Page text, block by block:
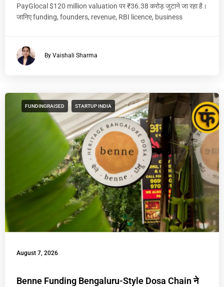
PayGlocal $120 million valuation पर ₹36.38 करोड़ जुटाने जा रहा है।
जानिए funding, founders, revenue, RBI licence, business
By Vaishali Sharma
FUNDINGRAISED STARTUP INDIA
August 7, 2026
Benne Funding Bengaluru-Style Dosa Chain ने